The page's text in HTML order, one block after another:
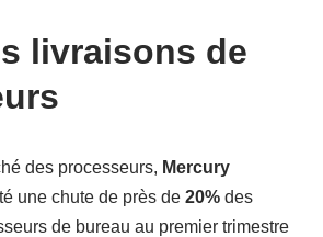
livraisons de
des processeurs, Mercury
une chute de près de 20% des
de bureau au premier trimestre